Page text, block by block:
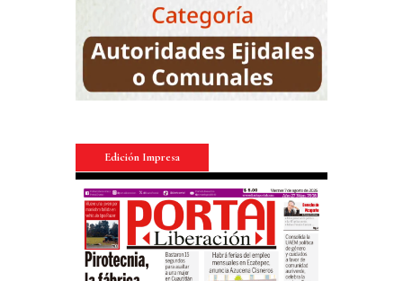
Edición Impresa